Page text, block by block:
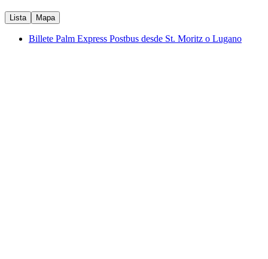
Lista Mapa
Billete Palm Express Postbus desde St. Moritz o Lugano